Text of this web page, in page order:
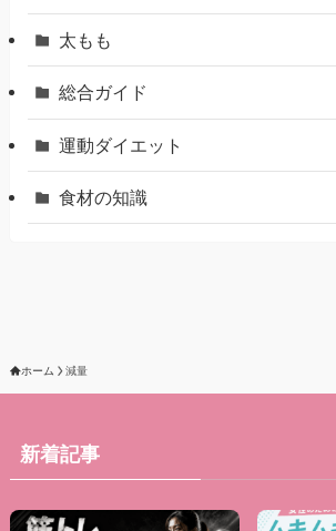
太もも
総合ガイド
運動ダイエット
食材の知識
ホーム 減量
新着記事